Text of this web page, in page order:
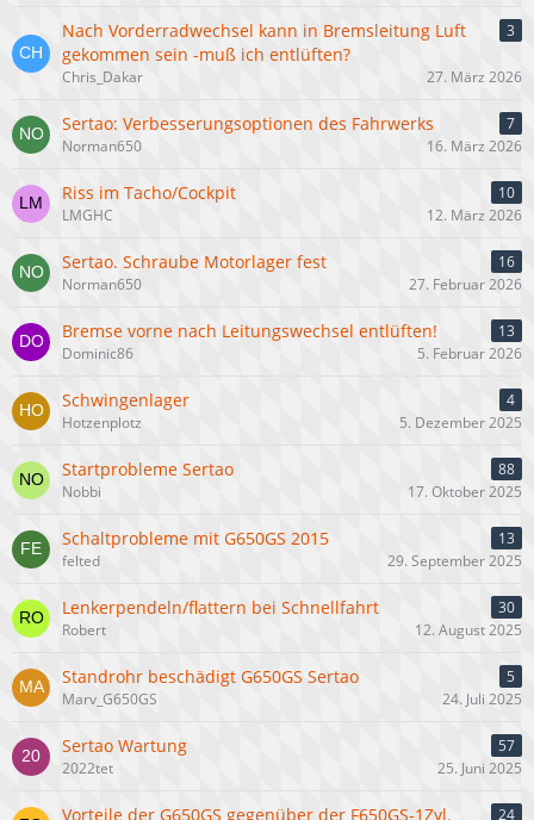
Nach Vorderradwechsel kann in Bremsleitung Luft
gekommen sein -muß ich entlüften?
3
Chris_Dakar 27. März 2026
Sertao: Verbesserungsoptionen des Fahrwerks
7
Norman650
16. März 2026
Riss im Tacho/Cockpit
10
LMGHC
12. März 2026
Sertao. Schraube Motorlager fest
16
Norman650
27. Februar 2026
Bremse vorne nach Leitungswechsel entlüften!
13
Dominic86
5. Februar 2026
Schwingenlager
4
Hotzenplotz
5. Dezember 2025
Startprobleme Sertao
88
Nobbi
17. Oktober 2025
Schaltprobleme mit G650GS 2015
13
felted
29. September 2025
Lenkerpendeln/flattern bei Schnellfahrt
30
Robert
12. August 2025
Standrohr beschädigt G650GS Sertao
5
Marv_G650GS
24. Juli 2025
Sertao Wartung
57
2022tet
25. Juni 2025
Vorteile der G650GS gegenüber der F650GS-1Zyl. 24